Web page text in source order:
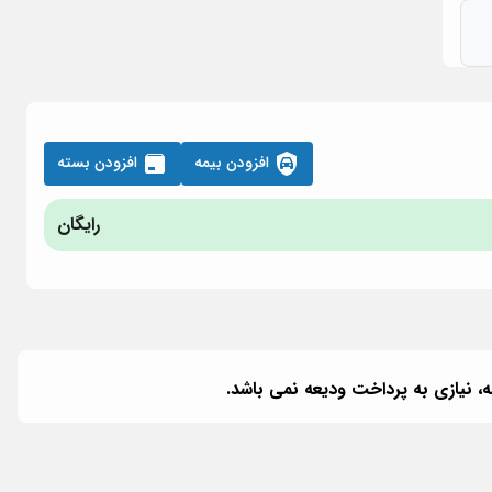
رایگان